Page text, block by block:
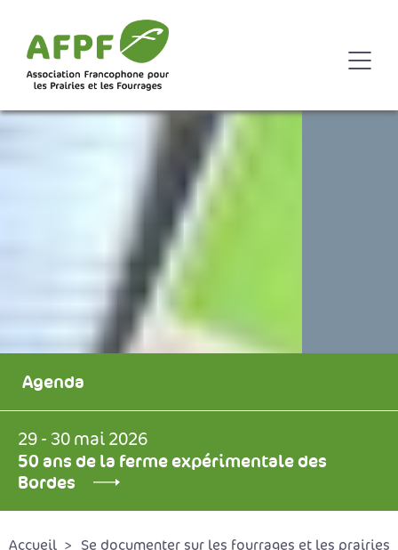
Agenda
29 - 30 mai 2026
50 ans de la ferme expérimentale des
Bordes
Accueil
Se documenter sur les fourrages et les prairies